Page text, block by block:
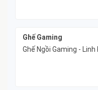
Ghế Gaming
Ghế Ngồi Gaming -